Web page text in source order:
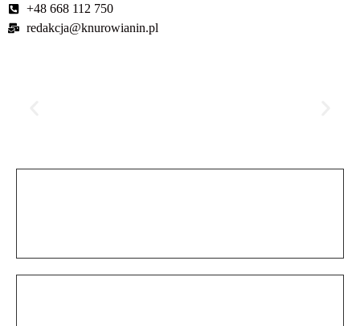
+48 668 112 750
redakcja@knurowianin.pl